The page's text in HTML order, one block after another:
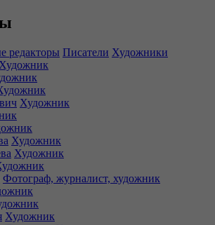
редакторы Писатели Художники
Художник
Художник
Художник
Художник
Фотограф, журналист, художник
Художник